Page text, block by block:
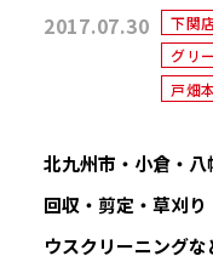
2017.07.30 下関
グリ
戸畑
北九州市・小倉・
回収・剪定・草刈
ウスクリーニング